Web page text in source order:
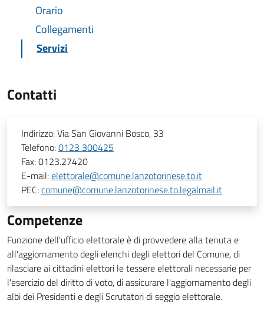
Orario
Collegamenti
Servizi
Contatti
Indirizzo:Via San Giovanni Bosco, 33
Telefono:0123 300425
Fax:0123.27420
E-mail:elettorale@comune.lanzotorinese.to.it
PEC:comune@comune.lanzotorinese.to.legalmail.it
Competenze
Funzione dell'ufficio elettorale è di provvedere alla tenuta e
all'aggiornamento degli elenchi degli elettori del Comune, di
rilasciare ai cittadini elettori le tessere elettorali necessarie per
l'esercizio del diritto di voto, di assicurare l'aggiornamento degli
albi dei Presidenti e degli Scrutatori di seggio elettorale.